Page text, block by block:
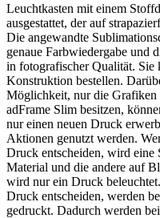
Leuchtkasten mit einem
ausgestattet, der auf
Die angewandte
genaue Farbwiedergabe und
in fotografischer Qualität. Sie
Konstruktion bestellen.
Möglichkeit, nur die Grafiken
adFrame Slim besitzen,
nur einen neuen Druck
Aktionen genutzt werden.
Druck entscheiden, wird eine
Material und die andere auf
wird nur ein Druck
Druck entscheiden, werden
gedruckt. Dadurch werden